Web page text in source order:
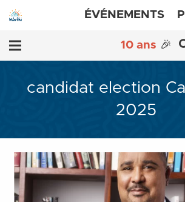
ÉVÉNEMENTS
10 ans 🎉
candidat election
2025